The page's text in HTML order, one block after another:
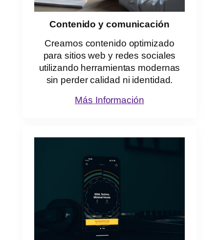
Contenido y comunicación
Creamos contenido optimizado
para sitios web y redes sociales
utilizando herramientas modernas
sin perder calidad ni identidad.
Más Información